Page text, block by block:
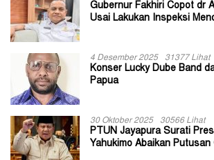
Gubernur Fakhiri Copot dr
Usai Lakukan Inspeksi
4 Desember 2025 31377 Lihat
Konser Lucky Dube Band
Papua
30 Oktober 2025 30566 Lihat
PTUN Jayapura Surati
Yahukimo Abaikan